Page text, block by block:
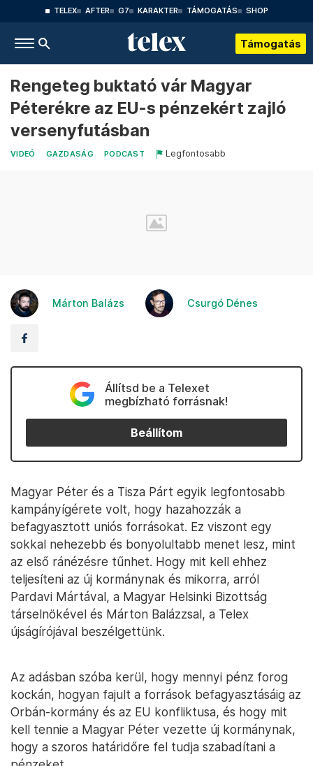
TELEX AFTER G7 KARAKTER TÁMOGATÁS SHOP
Támogatás
Rengeteg buktató vár Magyar
Péterékre az EU-s pénzekért zajló
versenyfutásban
VIDEÓ GAZDASÁG PODCAST Legfontosabb
Márton Balázs Csurgó Dénes
Állítsd be a Telexet
megbízható forrásnak!
Beállítom
Magyar Péter és a Tisza Párt egyik legfontosabb
kampányígérete volt, hogy hazahozzák a
befagyasztott uniós forrásokat. Ez viszont egy
sokkal nehezebb és bonyolultabb menet lesz, mint
az első ránézésre tűnhet. Hogy mit kell ehhez
teljesíteni az új kormánynak és mikorra, arról
Pardavi Mártával, a Magyar Helsinki Bizottság
társelnökével és Márton Balázzsal, a Telex
újságírójával beszélgettünk.
Az adásban szóba kerül, hogy mennyi pénz forog
kockán, hogyan fajult a források befagyasztásáig az
Orbán-kormány és az EU konfliktusa, és hogy mit
kell tennie a Magyar Péter vezette új kormánynak,
hogy a szoros határidőre fel tudja szabadítani a